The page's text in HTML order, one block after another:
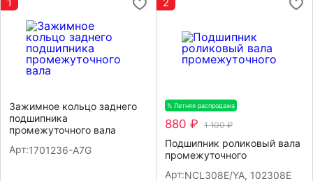
Зажимное кольцо заднего
подшипника
промежуточного вала
Арт:1701236-A7G
% Летняя распродажа
880 ₽ 1 100 ₽
Подшипник роликовый вала
промежуточного
Арт:NCL308E/YA, 102308E